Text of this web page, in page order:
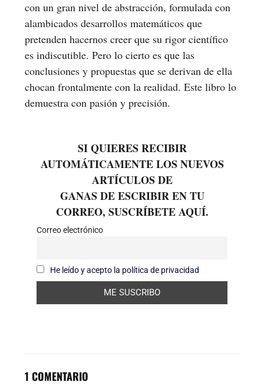
con un gran nivel de abstracción, formulada con
alambicados desarrollos matemáticos que
pretenden hacernos creer que su rigor científico
es indiscutible. Pero lo cierto es que las
conclusiones y propuestas que se derivan de ella
chocan frontalmente con la realidad. Este libro lo
demuestra con pasión y precisión.
SI QUIERES RECIBIR
AUTOMÁTICAMENTE LOS NUEVOS
ARTÍCULOS DE
GANAS DE ESCRIBIR EN TU
CORREO, SUSCRÍBETE AQUÍ.
Correo electrónico
He leído y acepto la política de privacidad
1 COMENTARIO